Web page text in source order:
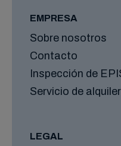
EMPRESA
Sobre nosotros
Contacto
Inspección de
Servicio de alquiler
LEGAL